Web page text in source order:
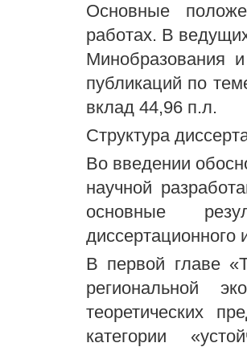
Основные
работах. В
Минобразования
публикаций по
вклад 44,96 п.л.
Структура
Во введении
научной
основные
диссертационного
В первой главе
региональной
теоретических
категории